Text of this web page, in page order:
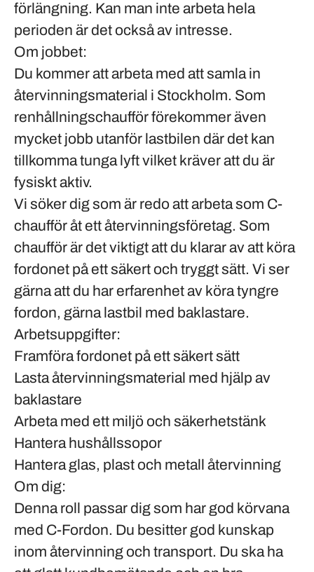
förlängning. Kan man inte arbeta hela
perioden är det också av intresse.
Om jobbet:
Du kommer att arbeta med att samla in
återvinningsmaterial i Stockholm. Som
renhållningschaufför förekommer även
mycket jobb utanför lastbilen där det kan
tillkomma tunga lyft vilket kräver att du är
fysiskt aktiv.
Vi söker dig som är redo att arbeta som C-
chaufför åt ett återvinningsföretag. Som
chaufför är det viktigt att du klarar av att köra
fordonet på ett säkert och tryggt sätt. Vi ser
gärna att du har erfarenhet av köra tyngre
fordon, gärna lastbil med baklastare.
Arbetsuppgifter:
Framföra fordonet på ett säkert sätt
Lasta återvinningsmaterial med hjälp av
baklastare
Arbeta med ett miljö och säkerhetstänk
Hantera hushållssopor
Hantera glas, plast och metall återvinning
Om dig:
Denna roll passar dig som har god körvana
med C-Fordon. Du besitter god kunskap
inom återvinning och transport. Du ska ha